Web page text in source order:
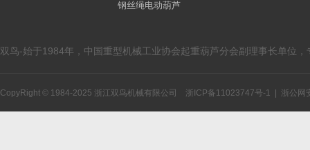
钢丝绳电动葫芦
双鸟-始于1984年，中国重型机械工业协会起重葫芦分会副理事长单位
CopyRight © 1984-2025 浙江双鸟机械有限公司 浙ICP备11023747号-1 浙公网